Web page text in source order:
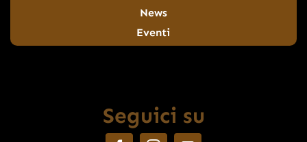
News
Eventi
Seguici su